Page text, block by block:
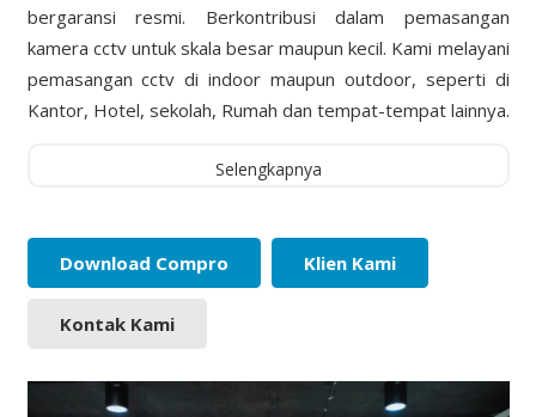
bergaransi resmi. Berkontribusi dalam pemasangan
kamera cctv untuk skala besar maupun kecil. Kami melayani
pemasangan cctv di indoor maupun outdoor, seperti di
Kantor, Hotel, sekolah, Rumah dan tempat-tempat lainnya.
Selengkapnya
Download Compro Klien Kami
Kontak Kami